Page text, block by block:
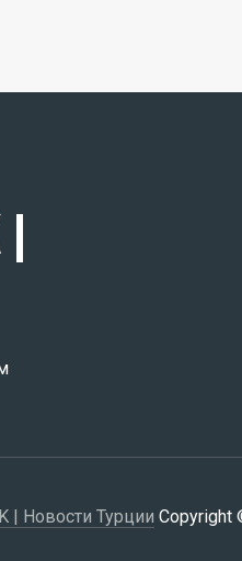
|
| Новости Турции Copyright